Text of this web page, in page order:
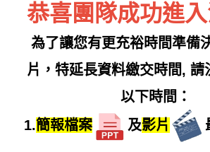
恭喜團隊成功進
為了讓您有更充裕時間準備
片，特延長資料繳交時間, 請
以下時間：
1.簡報檔案 及影片